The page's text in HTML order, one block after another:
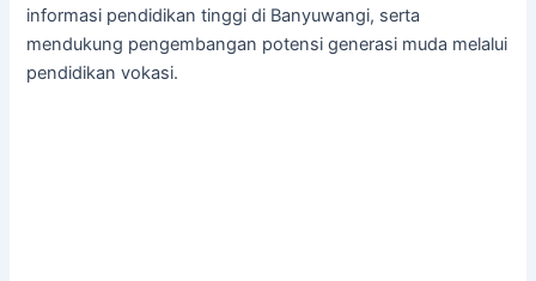
informasi pendidikan tinggi di Banyuwangi, serta
mendukung pengembangan potensi generasi muda melalui
pendidikan vokasi.